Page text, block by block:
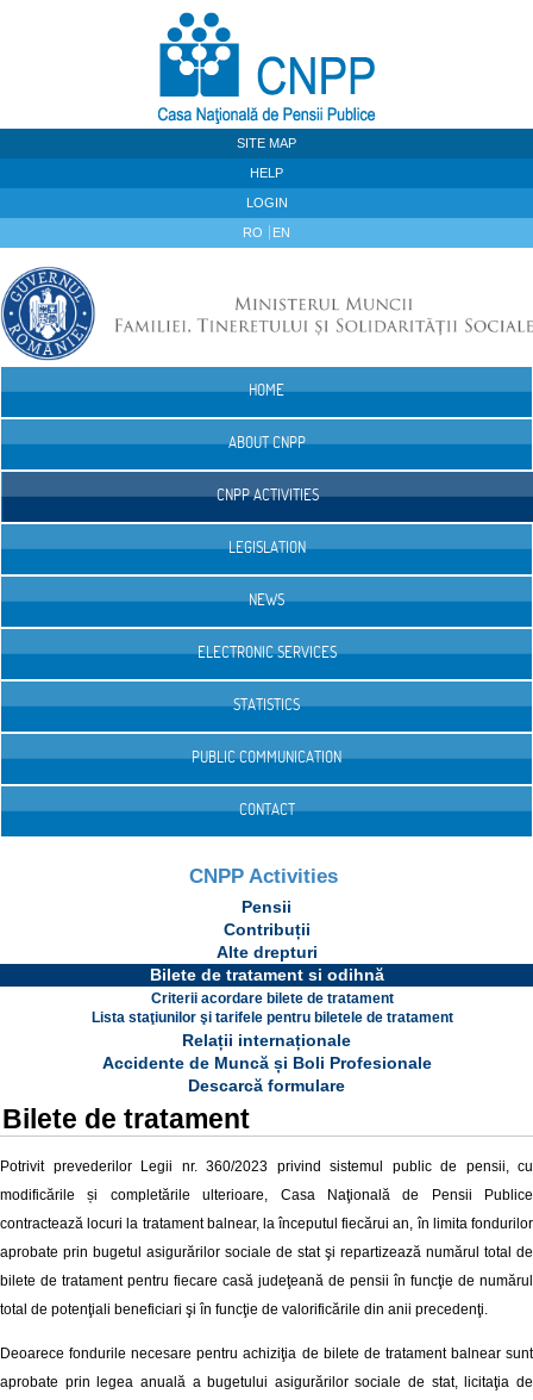
SITE MAP
HELP
LOGIN
RO EN
HOME
ABOUT CNPP
CNPP ACTIVITIES
LEGISLATION
NEWS
ELECTRONIC SERVICES
STATISTICS
PUBLIC COMMUNICATION
CONTACT
CNPP Activities
Pensii
Contribuții
Alte drepturi
Bilete de tratament si odihnă
Criterii acordare bilete de tratament
Lista staţiunilor şi tarifele pentru biletele de tratament
Relații internaționale
Accidente de Muncă și Boli Profesionale
Descarcă formulare
Bilete de tratament
Potrivit prevederilor Legii nr. 360/2023 privind sistemul public de pensii, cu
modificările și completările ulterioare, Casa Naţională de Pensii Publice
contractează locuri la tratament balnear, la începutul fiecărui an, în limita fondurilor
aprobate prin bugetul asigurărilor sociale de stat şi repartizează numărul total de
bilete de tratament pentru fiecare casă judeţeană de pensii în funcţie de numărul
total de potenţiali beneficiari şi în funcţie de valorificările din anii precedenţi.
Deoarece fondurile necesare pentru achiziţia de bilete de tratament balnear sunt
aprobate prin legea anuală a bugetului asigurărilor sociale de stat, licitaţia de